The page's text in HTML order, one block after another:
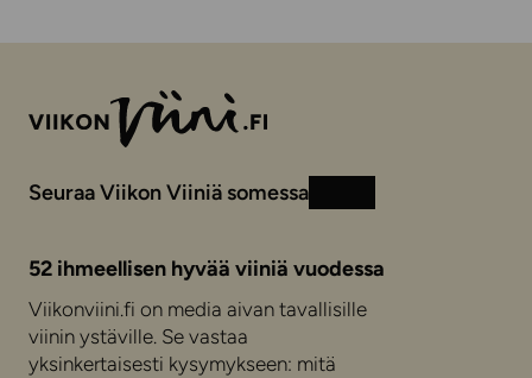
Seuraa Viikon Viiniä somessa Instagram
Facebook
52 ihmeellisen hyvää viiniä vuodessa
Viikonviini.fi on media aivan tavallisille
viinin ystäville. Se vastaa
yksinkertaisesti kysymykseen: mitä